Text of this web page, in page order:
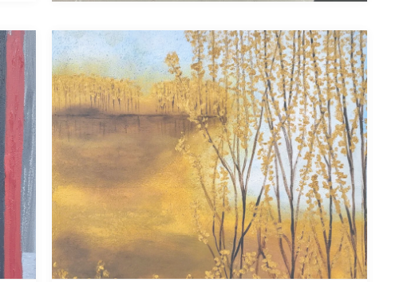
El Baile de la Uva
«El baile de la uva»/ 118 x 93cm/ Litografía/ 1.650€
Esta litografía forma parte de las…